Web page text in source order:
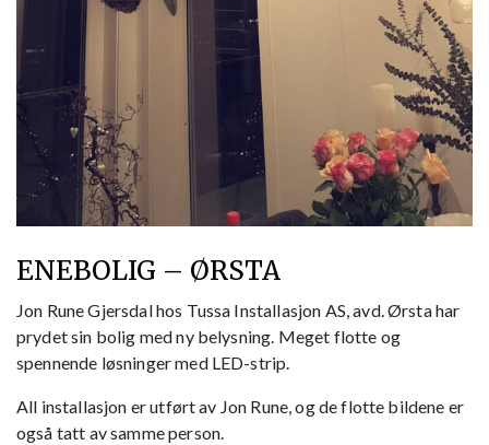
ENEBOLIG – ØRSTA
Jon Rune Gjersdal hos Tussa Installasjon AS, avd. Ørsta har
prydet sin bolig med ny belysning. Meget flotte og
spennende løsninger med LED-strip.
All installasjon er utført av Jon Rune, og de flotte bildene er
også tatt av samme person.